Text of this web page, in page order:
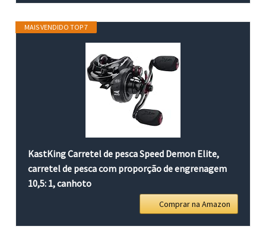
MAIS VENDIDO TOP 7
KastKing Carretel de pesca Speed Demon Elite,
carretel de pesca com proporção de engrenagem
10,5: 1, canhoto
Comprar na Amazon